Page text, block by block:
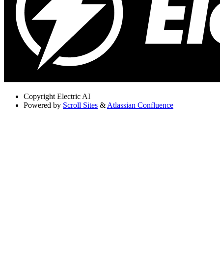
Copyright Electric AI
Powered by Scroll Sites & Atlassian Confluence